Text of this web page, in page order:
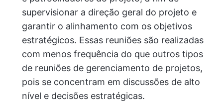
supervisionar a direção geral do projeto e
garantir o alinhamento com os objetivos
estratégicos. Essas reuniões são realizadas
com menos frequência do que outros tipos
de reuniões de gerenciamento de projetos,
pois se concentram em discussões de alto
nível e decisões estratégicas.